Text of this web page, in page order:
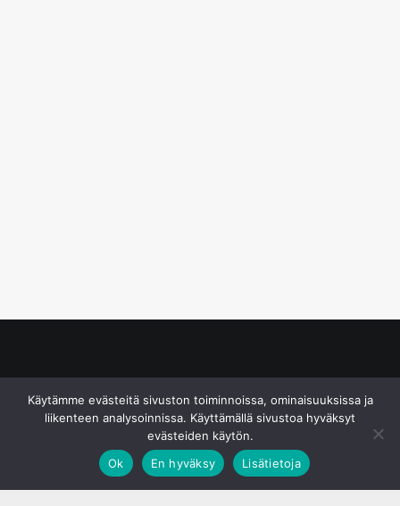
Käytämme evästeitä sivuston toiminnoissa, ominaisuuksissa ja
liikenteen analysoinnissa. Käyttämällä sivustoa hyväksyt
evästeiden käytön.
Ok
En hyväksy Lisätietoja